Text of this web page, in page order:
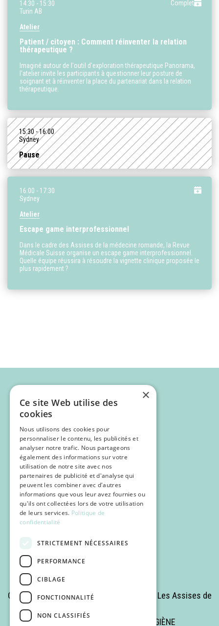
14:30 - 15:30
Turin AB
Atelier
Patient / citoyen : Comment réinventer la relation
thérapeutique ?
Imaginé autour de l'outil d'exploration thérapeutique Panorama,
l'atelier invite les participants à questionner leur posture de
soignant et à réinventer la place du partenariat dans la relation
thérapeutique.
Complet
15:30 - 16:00
Sydney
Pause
16:00 - 17:30
Sydney
Atelier
Escape game interprofessionnel
Dans le cadre des Assises de la médecine romande, la Revue
Médicale Suisse organise un escape game interprofessionnel.
Quelle équipe réussira à résoudre la vignette clinique proposée le
plus rapidement ?
Programme
Inscription
POCUS
Copyrights © 2025 Tous droits réservés - Les Assises de
Site réalisé par MÉDECINE & HYGIÈNE
×
Ce site Web utilise des
cookies
Nous utilisons des cookies pour
personnaliser le contenu, les publicités et
analyser notre trafic. Nous partageons
également des informations sur votre
utilisation de notre site avec nos
partenaires de publicité et d'analyse qui
peuvent les combiner avec d'autres
informations que vous leur avez fournies ou
qu'ils ont collectées lors de votre utilisation
de leurs services. Politique de
confidentialité
STRICTEMENT NÉCESSAIRES
PERFORMANCE
CIBLAGE
FONCTIONNALITÉ
NON CLASSIFIÉS